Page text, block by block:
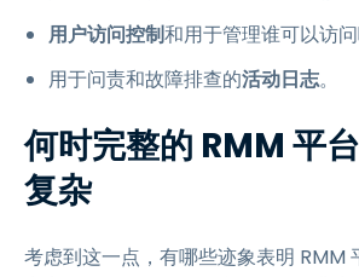
用户访问控制和用于管理谁可以访问
用于问责和故障排查的活动日志。
何时完整的 RMM 平
复杂
考虑到这一点，有哪些迹象表明 RMM